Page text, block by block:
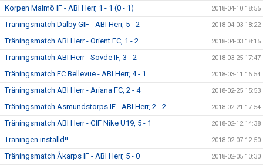
Korpen Malmö IF - ABI Herr, 1 - 1 (0 - 1) 2018-04-10 18:55
Träningsmatch Dalby GIF - ABI Herr, 5 - 2 2018-04-03 18:22
Träningsmatch ABI Herr - Orient FC, 1 - 2 2018-04-03 18:15
Träningsmatch ABI Herr - Sövde IF, 3 - 2 2018-03-25 17:47
Träningsmatch FC Bellevue - ABI Herr, 4 - 1 2018-03-11 16:54
Träningsmatch ABI Herr - Ariana FC, 2 - 4 2018-02-25 15:53
Träningsmatch Asmundstorps IF - ABI Herr, 2 - 2 2018-02-21 17:54
Träningsmatch ABI Herr - GIF Nike U19, 5 - 1 2018-02-12 14:38
Träningen inställd!! 2018-02-07 12:50
Träningsmatch Åkarps IF - ABI Herr, 5 - 0 2018-02-05 10:30